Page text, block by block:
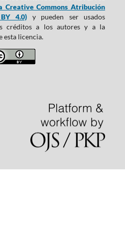
Creative Commons Atribución
4.0) y pueden ser usados
créditos a los autores y a la
esta licencia.